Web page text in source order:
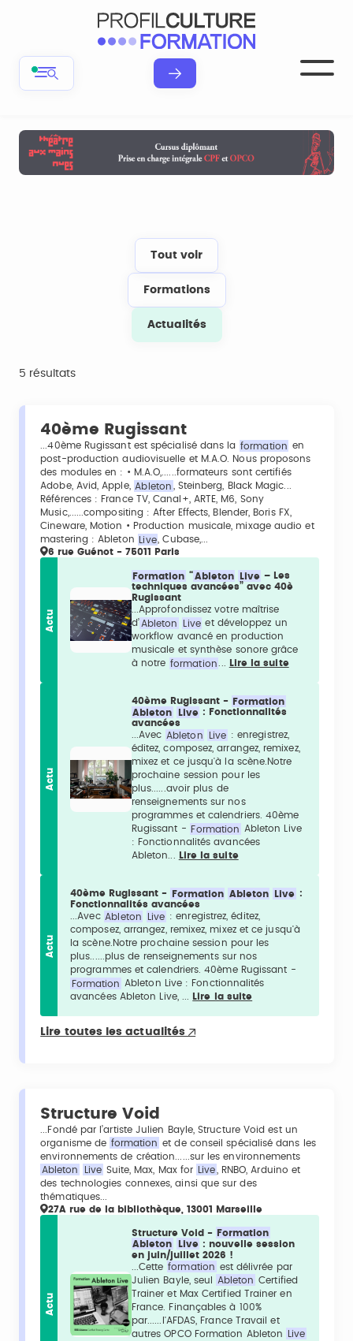
Tout voir
Formations
Actualités
5 résultats
40ème Rugissant
...40ème Rugissant est spécialisé dans la formation en
post-production audiovisuelle et M.A.O. Nous proposons
des modules en : • M.A.O,......formateurs sont certifiés
Adobe, Avid, Apple,
Ableton
, Steinberg, Black Magic...
Références : France TV, Canal+, ARTE, M6, Sony
Music,......compositing : After Effects, Blender, Boris FX,
Cineware, Motion • Production musicale, mixage audio et
mastering : Ableton Live
, Cubase,...
6 rue Guénot - 75011 Paris
Actu
Formation “ Ableton Live – Les
techniques avancées” avec 40è
Rugissant
...Approfondissez votre maîtrise
d’ Ableton Live et développez un
workflow avancé en production
musicale et synthèse sonore grâce
à notre formation Lire la suite
Actu
40ème Rugissant - Formation
Ableton
Live : Fonctionnalités
avancées
...Avec Ableton Live : enregistrez,
éditez, composez, arrangez, remixez,
mixez et ce jusqu'à la scène.Notre
prochaine session pour les
plus......avoir plus de
renseignements sur nos
programmes et calendriers. 40ème
Rugissant - Formation
Ableton Live
: Fonctionnalités avancées
Ableton...
Lire la suite
Actu
40ème Rugissant - Formation Ableton Live :
Fonctionnalités avancées
...Avec Ableton Live : enregistrez, éditez,
composez, arrangez, remixez, mixez et ce jusqu'à
la scène.Notre prochaine session pour les
plus......plus de renseignements sur nos
programmes et calendriers. 40ème Rugissant -
Formation
Ableton Live : Fonctionnalités
avancées Ableton Live, ...
Lire la suite
Lire toutes les actualités
Structure Void
...Fondé par l’artiste Julien Bayle, Structure Void est un
organisme de formation et de conseil spécialisé dans les
environnements de création......sur les environnements
Ableton
Live Suite, Max, Max for Live
, RNBO, Arduino et
des technologies connexes, ainsi que sur des
thématiques...
27A rue de la bibliothèque, 13001 Marseille
Actu
Structure Void -
Formation
Ableton
Live : nouvelle session
en juin/juillet 2026 !
...Cette formation est délivrée par
Julien Bayle, seul
Ableton Certified
Trainer et Max Certified Trainer en
France. Finançables à 100%
par......l'AFDAS, France Travail et
autres OPCO Formation Ableton
Live